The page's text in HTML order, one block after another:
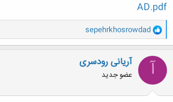
AD.pdf
و
ا
ک
ن
ا
sepehrkhosrowdad
آ آریانی رودسری
عضو جدید